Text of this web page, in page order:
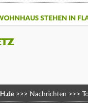
STEHEN IN
>>> Nachrichten >>>